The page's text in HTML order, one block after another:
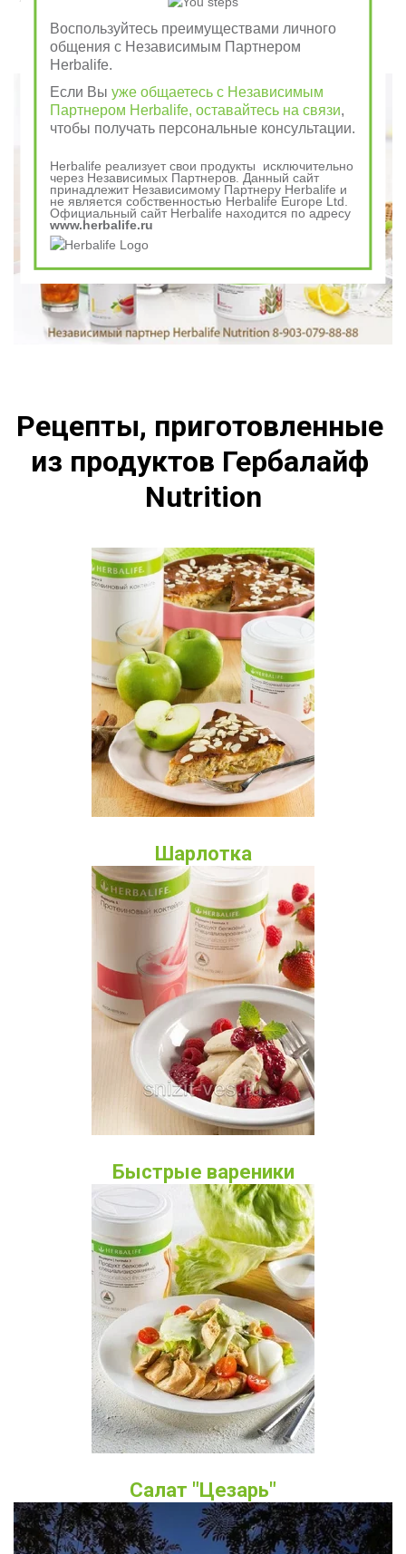
Говорили в древности
Рецепты, приготовленные
из продуктов Гербалайф
Nutrition
Шарлотка
Быстрые вареники
Салат "Цезарь"
Воспользуйтесь преимуществами личного
общения с Независимым Партнером
Herbalife.
Если Выуже общаетесь с Независимым
Партнером Herbalife, оставайтесь на связи,
чтобы получать персональные консультации.
Herbalife реализует свои продукты исключительно
через Независимых Партнеров. Данный сайт
принадлежит Независимому Партнеру Herbalife и
не является собственностью Herbalife Europe Ltd.
Официальный сайт Herbalife находится по адресу
www.herbalife.ru